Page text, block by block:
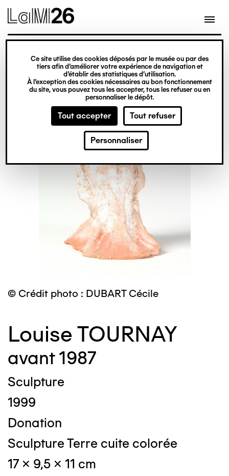
Gestion des cookies
Ce site utilise des cookies déposés par le musée ou par des
tiers afin d’améliorer votre expérience de navigation et
d’établir des statistiques d’utilisation.
À l’exception des cookies nécessaires au bon fonctionnement
du site, vous pouvez tous les accepter, tous les refuser ou en
personnaliser le dépôt.
Tout accepter Tout refuser
Personnaliser
contenu
© Crédit photo : DUBART Cécile
Louise TOURNAY
avant 1987
Sculpture
1999
Donation
Sculpture Terre cuite colorée
17 x 9,5 x 11 cm